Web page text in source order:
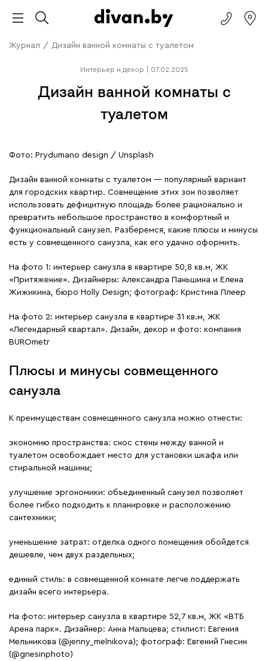
Журнал / Дизайн ванной комнаты с туалетом
Интерьер и декор 07.02.2025
Дизайн ванной комнаты с
туалетом
Фото: Prydumano design / Unsplash
Дизайн ванной комнаты с туалетом — популярный вариант
для городских квартир. Совмещение этих зон позволяет
использовать дефицитную площадь более рационально и
превратить небольшое пространство в комфортный и
функциональный санузел. Разберемся, какие плюсы и минусы
есть у совмещенного санузла, как его удачно оформить.
На фото 1: интерьер санузла в квартире 50,8 кв.м, ЖК
«Притяжение». Дизайнеры: Александра Паньшина и Елена
Жижикина, бюро Holly Design; фотограф: Кристина Плеер
На фото 2: интерьер санузла в квартире 31 кв.м, ЖК
«Легендарный квартал». Дизайн, декор и фото: компания
BUROmetr
Плюсы и минусы совмещенного
санузла
К преимуществам совмещенного санузла можно отнести:
экономию пространства: снос стены между ванной и
туалетом освобождает место для установки шкафа или
стиральной машины;
улучшение эргономики: объединенный санузел позволяет
более гибко подходить к планировке и расположению
сантехники;
уменьшение затрат: отделка одного помещения обойдется
дешевле, чем двух раздельных;
единый стиль: в совмещенной комнате легче поддержать
дизайн всего интерьера.
На фото: интерьер санузла в квартире 52,7 кв.м, ЖК «ВТБ
Арена парк». Дизайнер: Анна Мальцева; стилист: Евгения
Мельникова (@jenny_melnikova); фотограф: Евгений Гнесин
(@gnesinphoto)